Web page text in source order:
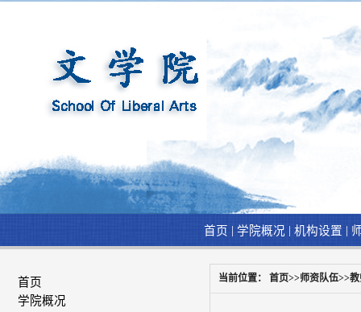
首页 | 学院概况 | 机构设置 |
首页
学院概况
当前位置： 首页>>师资队伍>>